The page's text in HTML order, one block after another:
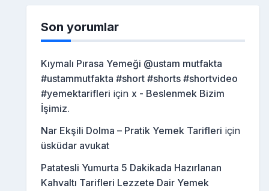
Son yorumlar
Kıymalı Pırasa Yemeği @ustam mutfakta
#ustammutfakta #short #shorts #shortvideo
#yemektarifleri için x - Beslenmek Bizim
İşimiz.
Nar Ekşili Dolma – Pratik Yemek Tarifleri için
üsküdar avukat
Patatesli Yumurta 5 Dakikada Hazırlanan
Kahvaltı Tarifleri Lezzete Dair Yemek